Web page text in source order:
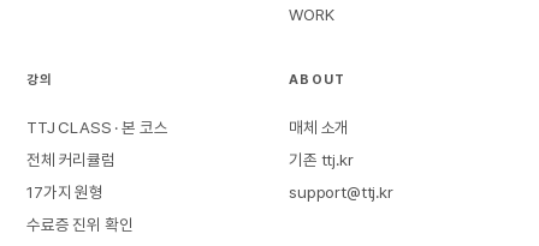
WORK
강의
TTJ CLASS · 본 코스
전체 커리큘럼
17가지 원형
수료증 진위 확인
ABOUT
매체 소개
기존 ttj.kr
support@ttj.kr